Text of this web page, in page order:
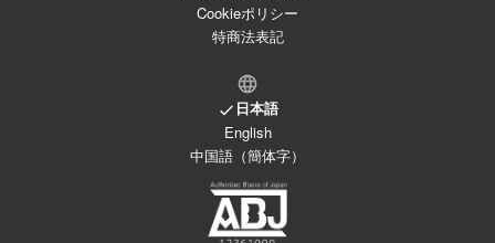
Cookieポリシー
特商法表記
日本語
English
中国語（簡体字）